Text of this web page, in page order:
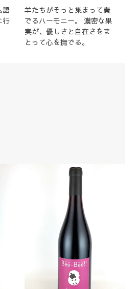
語
行
羊たちがそっと集まって奏
でるハーモニー。 濃密な果
実が、優しさと自在さをま
とって心を撫でる。